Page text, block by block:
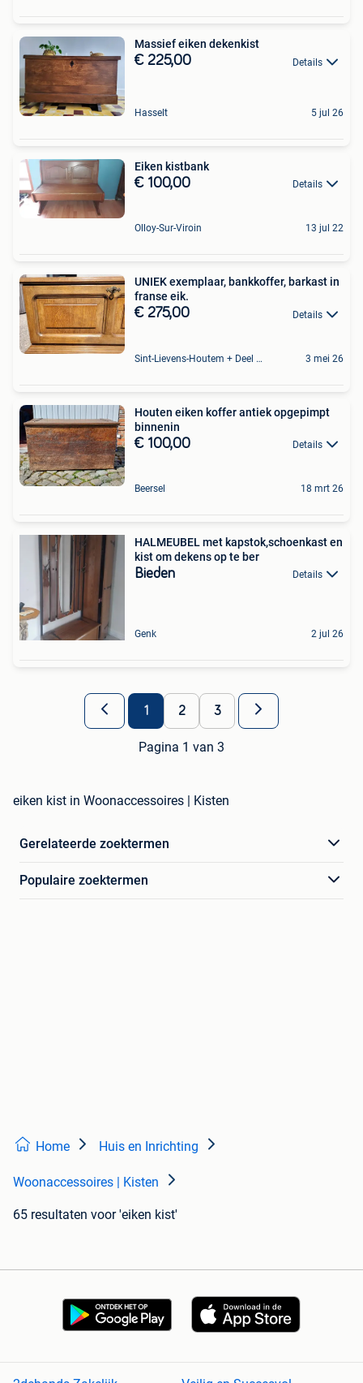
Massief eiken dekenkist
€ 225,00 Details
Hasselt 5 jul 26
Eiken kistbank
€ 100,00 Details
Olloy-Sur-Viroin 13 jul 22
UNIEK exemplaar, bankkoffer, barkast in
franse eik.
€ 275,00 Details
Sint-Lievens-Houtem + Deel Oombergen 3 mei 26
Houten eiken koffer antiek opgepimpt
binnenin
€ 100,00 Details
Beersel 18 mrt 26
HALMEUBEL met kapstok,schoenkast en
kist om dekens op te ber
Bieden Details
Genk 2 jul 26
1 2 3
Pagina 1 van 3
eiken kist in Woonaccessoires | Kisten
Gerelateerde zoektermen
Populaire zoektermen
Home Huis en Inrichting
Woonaccessoires | Kisten
65 resultaten voor 'eiken kist'